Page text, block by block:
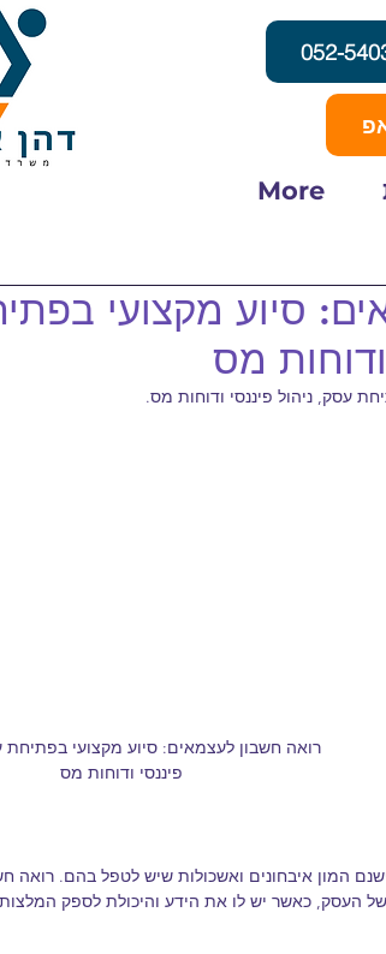
סיוע מקצועי
מס
עסק, ניהול פיננסי ודוחות מס.
רואה חשבון לעצמאים: סיוע מקצועי בפתיחת
פיננסי ודוחות מס
המון איבחונים ואשכולות שיש לטפל בהם. רואה
העסק, כאשר יש לו את הידע והיכולת לספק המלצות
More